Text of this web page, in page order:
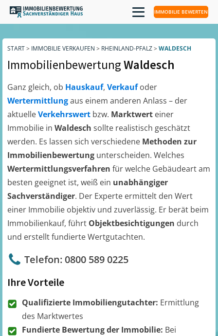
IMMOBILIE BEWERTEN
START> IMMOBILIE VERKAUFEN > RHEINLAND-PFALZ> WALDESCH
ImmobilienbewertungWaldesch
Ganz gleich, ob Hauskauf, Verkaufoder
Wertermittlungaus einem anderen Anlass – der
aktuelleVerkehrswert bzw. Marktwert einer
Immobilie in Waldesch sollte realistisch geschätzt
werden. Es lassen sich verschiedene Methoden zur
Immobilienbewertung unterscheiden. Welches
Wertermittlungsverfahren für welche Gebäudeart am
besten geeignet ist, weiß ein unabhängiger
Sachverständiger. Der Experte ermittelt den Wert
einer Immobilie objektiv und zuverlässig. Er berät beim
Immobilienkauf, führt Objektbesichtigungen durch
und erstellt fundierte Wertgutachten.
Telefon: 0800 589 0225
Ihre Vorteile
Qualifizierte Immobiliengutachter: Ermittlung
des Marktwertes
Fundierte Bewertung der Immobilie: Bei